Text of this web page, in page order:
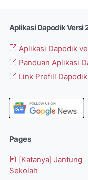
Aplikasi Dapodik Versi
Aplikasi Dapodik
Panduan Aplikasi
Link Prefill
Pages
[Katanya] Jantung
Sekolah